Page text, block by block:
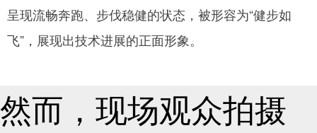
网
呈现流畅奔跑、步伐稳健的状态，被形容为“健步如
飞”，展现出技术进展的正面形象。
然而，现场观众拍摄